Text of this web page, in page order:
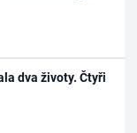
dva životy. Čtyři